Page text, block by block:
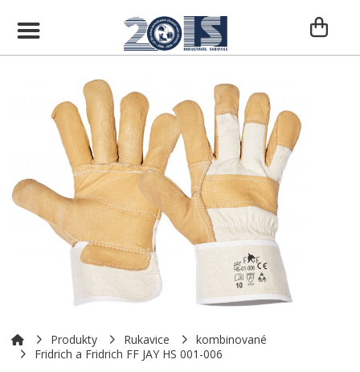
Produkty Rukavice
kombinované
Fridrich a Fridrich FF JAY HS 001-006